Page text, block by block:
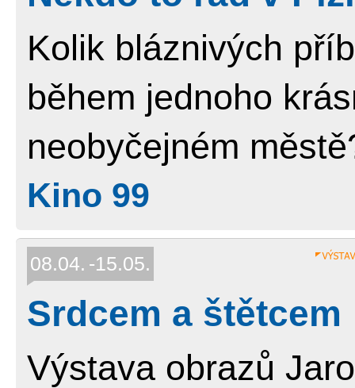
Kolik bláznivých
během jednoho
neobyčejném
Kino 99
08.04. 15.05.
Srdcem a štětcem
Výstava obrazů